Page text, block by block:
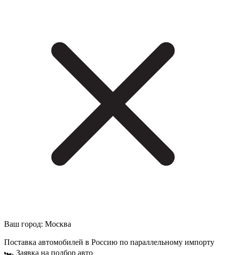
Ваш город: Москва
Поставка автомобилей в Россию по параллельному импорту
🏎 Заявка на подбор авто